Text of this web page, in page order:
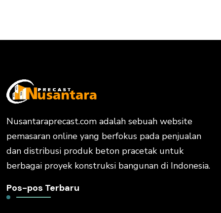
Nusantaraprecast.com adalah sebuah website
pemasaran online yang berfokus pada penjualan
dan distribusi produk beton pracetak untuk
berbagai proyek konstruksi bangunan di Indonesia.
Pos-pos Terbaru